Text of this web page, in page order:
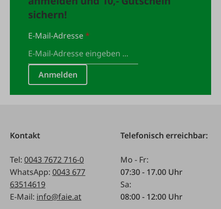
sichern!
E-Mail-Adresse*
Anmelden
Kontakt
Tel: 0043 7672 716-0
WhatsApp: 0043 677
63514619
E-Mail: info@faie.at
Telefonisch erreichbar:
Mo - Fr:
07:30 - 17.00 Uhr
Sa:
08:00 - 12:00 Uhr